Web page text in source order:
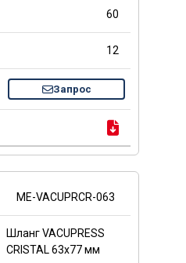
60
12
Запрос
ME-VACUPRCR-063
Шланг VACUPRESS
CRISTAL 63x77 мм